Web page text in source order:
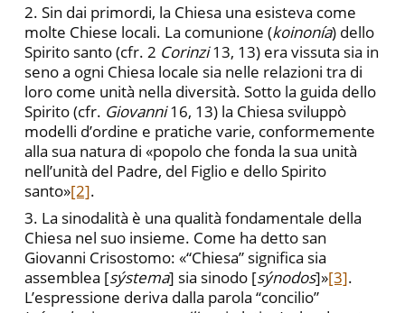
2. Sin dai primordi, la Chiesa una esisteva come
molte Chiese locali. La comunione (koinonía) dello
Spirito santo (cfr. 2 Corinzi13, 13) era vissuta sia in
seno a ogni Chiesa locale sia nelle relazioni tra di
loro come unità nella diversità. Sotto la guida dello
Spirito (cfr. Giovanni16, 13) la Chiesa sviluppò
modelli d’ordine e pratiche varie, conformemente
alla sua natura di «popolo che fonda la sua unità
nell’unità del Padre, del Figlio e dello Spirito
santo»[2].
3. La sinodalità è una qualità fondamentale della
Chiesa nel suo insieme. Come ha detto san
Giovanni Crisostomo: «“Chiesa” significa sia
assemblea [sýstema] sia sinodo [sýnodos]»[3].
L’espressione deriva dalla parola “concilio”